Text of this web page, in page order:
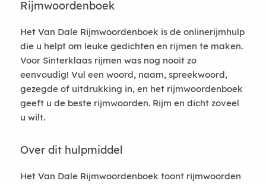
Rijmwoordenboek
Het Van Dale Rijmwoordenboek is de onlinerijmhulp
die u helpt om leuke gedichten en rijmen te maken.
Voor Sinterklaas rijmen was nog nooit zo
eenvoudig! Vul een woord, naam, spreekwoord,
gezegde of uitdrukking in, en het rijmwoordenboek
geeft u de beste rijmwoorden. Rijm en dicht zoveel
u wilt.
Over dit hulpmiddel
Het Van Dale Rijmwoordenboek toont rijmwoorden